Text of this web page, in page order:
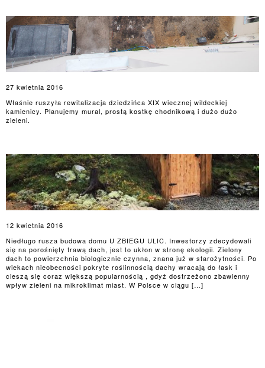
27 kwietnia 2016
Właśnie ruszyła rewitalizacja dziedzińca XIX wiecznej wildeckiej
kamienicy. Planujemy mural, prostą kostkę chodnikową i dużo dużo
zieleni.
12 kwietnia 2016
Niedługo rusza budowa domu U ZBIEGU ULIC. Inwestorzy zdecydowali
się na porośnięty trawą dach, jest to ukłon w stronę ekologii. Zielony
dach to powierzchnia biologicznie czynna, znana już w starożytności. Po
wiekach nieobecności pokryte roślinnością dachy wracają do łask i
cieszą się coraz większą popularnością , gdyż dostrzeżono zbawienny
wpływ zieleni na mikroklimat miast. W Polsce w ciągu […]